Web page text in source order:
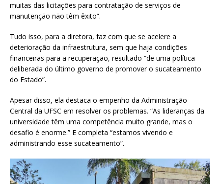
muitas das licitações para contratação de serviços de
manutenção não têm êxito”.
Tudo isso, para a diretora, faz com que se acelere a
deterioração da infraestrutura, sem que haja condições
financeiras para a recuperação, resultado “de uma política
deliberada do último governo de promover o sucateamento
do Estado”.
Apesar disso, ela destaca o empenho da Administração
Central da UFSC em resolver os problemas. “As lideranças da
universidade têm uma competência muito grande, mas o
desafio é enorme.” E completa “estamos vivendo e
administrando esse sucateamento”.